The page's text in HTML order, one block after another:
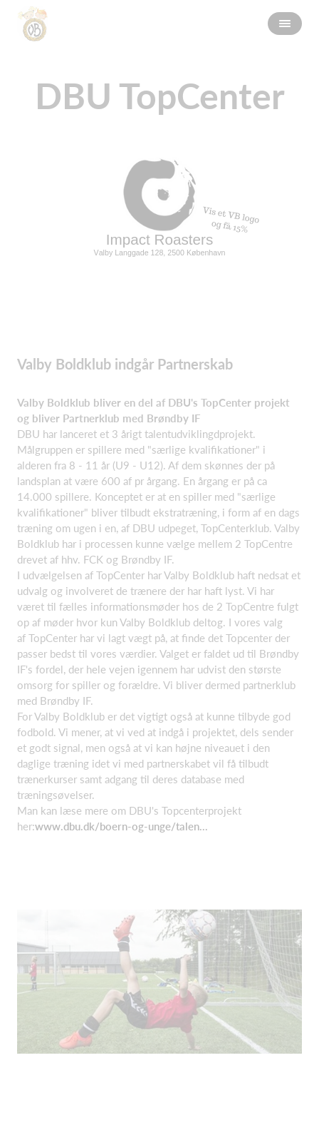
DBU TopCenter
Valby Boldklub indgår Partnerskab
Valby Boldklub bliver en del af DBU's TopCenter projekt
og bliver Partnerklub med Brøndby IF
DBU har lanceret et 3 årigt talentudviklingdprojekt.
Målgruppen er spillere med "særlige kvalifikationer" i
alderen fra 8 - 11 år (U9 - U12). Af dem skønnes der på
landsplan at være 600 af pr årgang. En årgang er på ca
14.000 spillere. Konceptet er at en spiller med "særlige
kvalifikationer" bliver tilbudt ekstratræning, i form af en dags
træning om ugen i en, af DBU udpeget, TopCenterklub. Valby
Boldklub har i processen kunne vælge mellem 2 TopCentre
drevet af hhv. FCK og Brøndby IF.
I udvælgelsen af TopCenter har Valby Boldklub haft nedsat et
udvalg og involveret de trænere der har haft lyst. Vi har
været til fælles informationsmøder hos de 2 TopCentre fulgt
op af møder hvor kun Valby Boldklub deltog. I vores valg
af TopCenter har vi lagt vægt på, at finde det Topcenter der
passer bedst til vores værdier. Valget er faldet ud til Brøndby
IF's fordel, der hele vejen igennem har udvist den største
omsorg for spiller og forældre. Vi bliver dermed partnerklub
med Brøndby IF.
For Valby Boldklub er det vigtigt også at kunne tilbyde god
fodbold. Vi mener, at vi ved at indgå i projektet, dels sender
et godt signal, men også at vi kan højne niveauet i den
daglige træning idet vi med partnerskabet vil få tilbudt
trænerkurser samt adgang til deres database med
træningsøvelser.
Man kan læse mere om DBU's Topcenterprojekt
her:www.dbu.dk/boern-og-unge/talen...